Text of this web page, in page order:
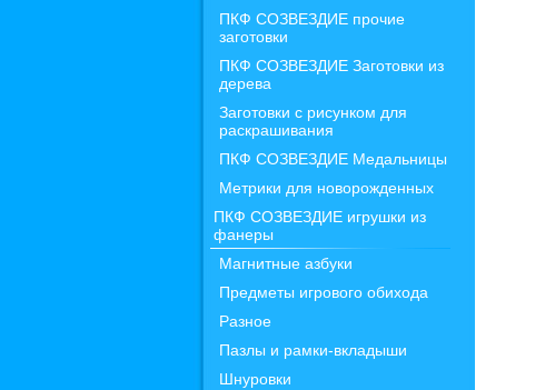
ПКФ СОЗВЕЗДИЕ прочие
заготовки
ПКФ СОЗВЕЗДИЕ Заготовки из
дерева
Заготовки с рисунком для
раскрашивания
ПКФ СОЗВЕЗДИЕ Медальницы
Метрики для новорожденных
ПКФ СОЗВЕЗДИЕ игрушки из
фанеры
Магнитные азбуки
Предметы игрового обихода
Разное
Пазлы и рамки-вкладыши
Шнуровки